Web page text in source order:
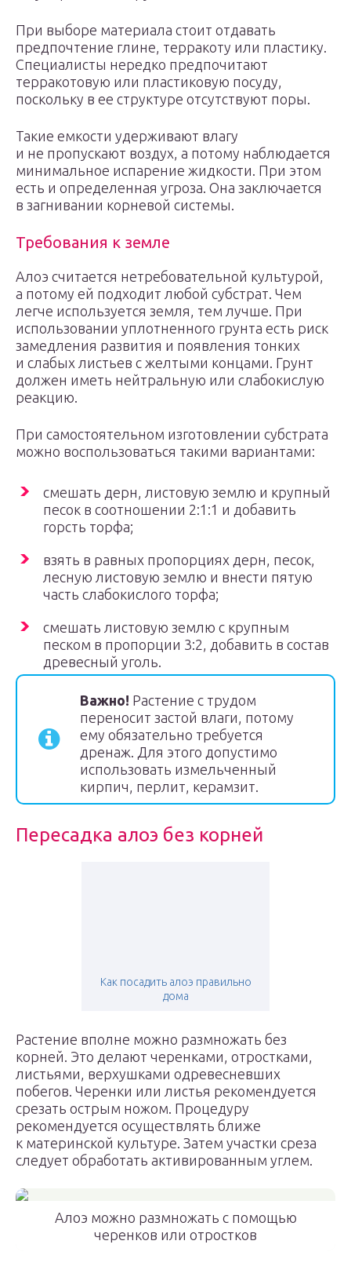
При выборе материала стоит отдавать
предпочтение глине, терракоту или пластику.
Специалисты нередко предпочитают
терракотовую или пластиковую посуду,
поскольку в ее структуре отсутствуют поры.
Такие емкости удерживают влагу
и не пропускают воздух, а потому наблюдается
минимальное испарение жидкости. При этом
есть и определенная угроза. Она заключается
в загнивании корневой системы.
Требования к земле
Алоэ считается нетребовательной культурой,
а потому ей подходит любой субстрат. Чем
легче используется земля, тем лучше. При
использовании уплотненного грунта есть риск
замедления развития и появления тонких
и слабых листьев с желтыми концами. Грунт
должен иметь нейтральную или слабокислую
реакцию.
При самостоятельном изготовлении субстрата
можно воспользоваться такими вариантами:
смешать дерн, листовую землю и крупный
песок в соотношении 2:1:1 и добавить
горсть торфа;
взять в равных пропорциях дерн, песок,
лесную листовую землю и внести пятую
часть слабокислого торфа;
смешать листовую землю с крупным
песком в пропорции 3:2, добавить в состав
древесный уголь.
Важно! Растение с трудом
переносит застой влаги, потому
ему обязательно требуется
дренаж. Для этого допустимо
использовать измельченный
кирпич, перлит, керамзит.
Пересадка алоэ без корней
Как посадить алоэ правильно
дома
Растение вполне можно размножать без
корней. Это делают черенками, отростками,
листьями, верхушками одревесневших
побегов. Черенки или листья рекомендуется
срезать острым ножом. Процедуру
рекомендуется осуществлять ближе
к материнской культуре. Затем участки среза
следует обработать активированным углем.
Алоэ можно размножать с помощью
черенков или отростков